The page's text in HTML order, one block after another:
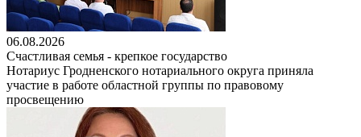
06.08.2026
Счастливая семья - крепкое государство
Нотариус Гродненского нотариального округа приняла
участие в работе областной группы по правовому
просвещению